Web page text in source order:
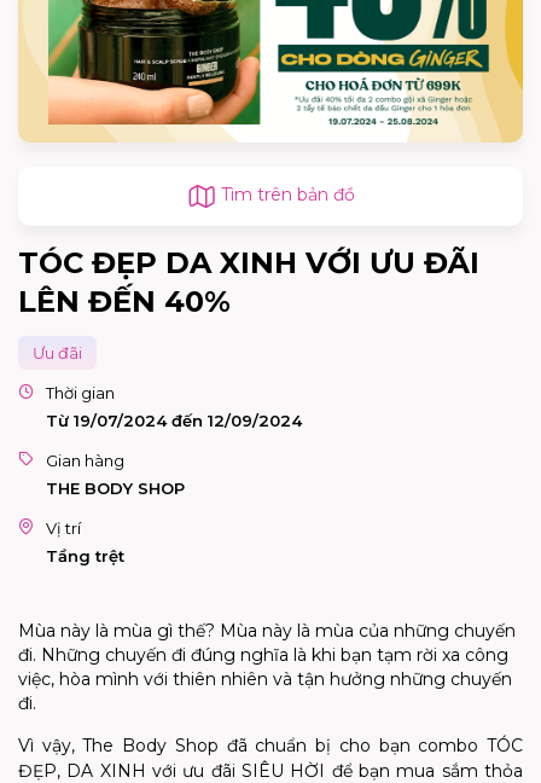
Tìm trên bản đồ
TÓC ĐẸP DA XINH VỚI ƯU ĐÃI
LÊN ĐẾN 40%
Ưu đãi
Thời gian
Từ 19/07/2024 đến 12/09/2024
Gian hàng
THE BODY SHOP
Vị trí
Tầng trệt
Mùa này là mùa gì thế? Mùa này là mùa của những chuyến
đi. Những chuyến đi đúng nghĩa là khi bạn tạm rời xa công
việc, hòa mình với thiên nhiên và tận hưởng những chuyến
đi.
Vì vậy, The Body Shop đã chuẩn bị cho bạn combo TÓC
ĐẸP, DA XINH với ưu đãi SIÊU HỜI để bạn mua sắm thỏa